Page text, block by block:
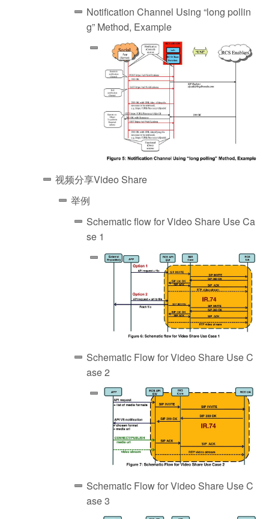
Notification Channel Using “long pollin
g” Method, Example
视频分享Video Share
举例
Schematic flow for Video Share Use Ca
se 1
Schematic Flow for Video Share Use C
ase 2
Schematic Flow for Video Share Use C
ase 3